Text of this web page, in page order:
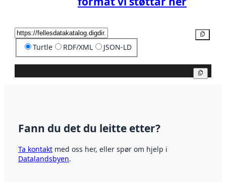
Turtle RDF/XML JSON-LD
Fann du det du leitte etter?
Ta kontakt med oss her, eller spør om hjelp i
Datalandsbyen.